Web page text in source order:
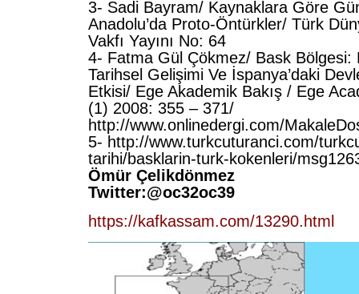
3- Sadi Bayram/ Kaynaklara Göre
Anadolu’da Proto-Öntürkler/ Türk
Vakfı Yayını No: 64
4- Fatma Gül Çökmez/ Bask Bölgesi:
Tarihsel Gelişimi Ve İspanya’daki
Etkisi/ Ege Akademik Bakış / Ege
(1) 2008: 355 – 371/
http://www.onlinedergi.com/
5- http://www.turkcuturanci.com/
tarihi/basklarin-turk-kokenleri/
Ömür Çelikdönmez
Twitter:@oc32oc39
https://kafkassam.com/13290.html